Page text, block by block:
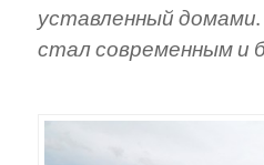
уставленный
стал современным и